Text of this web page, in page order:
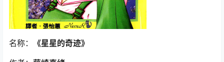
名称：
《星星的奇迹》